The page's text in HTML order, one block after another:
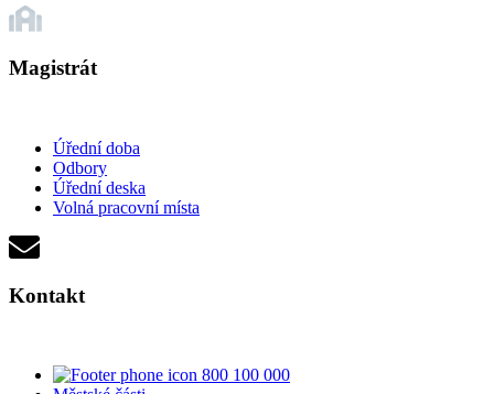
Magistrát
Úřední doba
Odbory
Úřední deska
Volná pracovní místa
Kontakt
800 100 000